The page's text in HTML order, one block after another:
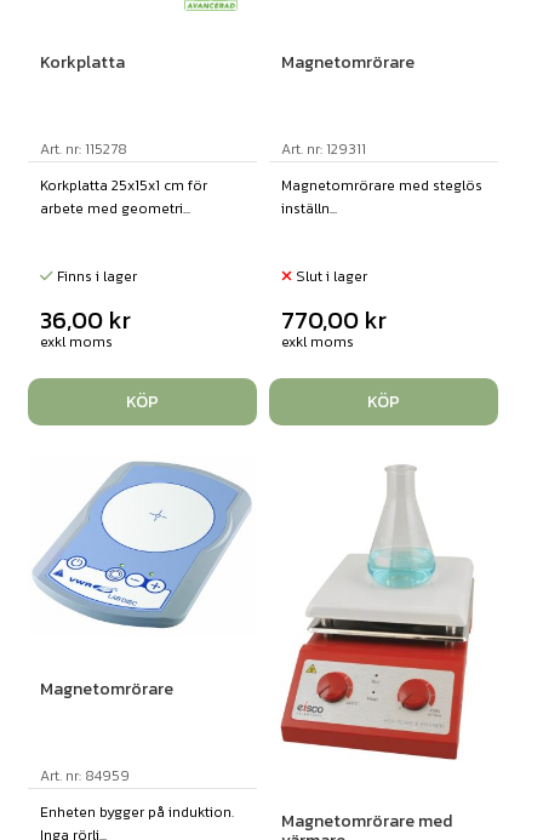
Korkplatta
Art. nr: 115278
Korkplatta 25x15x1 cm för
arbete med geometri...
Finns i lager
36,00 kr
exkl moms
KÖP
Magnetomrörare
Art. nr: 129311
Magnetomrörare med steglös
inställn...
Slut i lager
770,00 kr
exkl moms
KÖP
Magnetomrörare
Art. nr: 84959
Enheten bygger på induktion.
Inga rörli...
Magnetomrörare med